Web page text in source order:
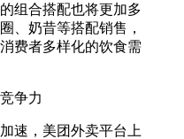
组合搭配也将更加多
、奶昔等搭配销售，
费者多样化的饮食需
争力​
速，美团外卖平台上